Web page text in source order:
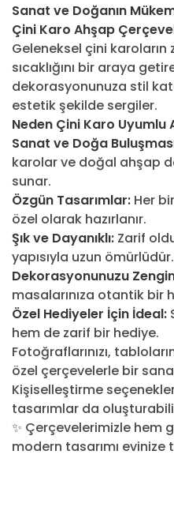
Sanat ve Doğanın
Çini Karo Ahşap
Geleneksel çini
sıcaklığını bir araya
dekorasyonunuza stil
estetik şekilde sergiler.
Neden Çini Karo Uyumlu
Sanat ve Doğa
karolar ve doğal ahşap
sunar.
Özgün Tasarımlar: Her
özel olarak hazırlanır.
Şık ve Dayanıklı: Zarif
yapısıyla uzun ömürlüdür.
Dekorasyonunuzu
masalarınıza otantik bir
Özel Hediyeler İçin İdeal:
hem de zarif bir hediye.
Fotoğraflarınızı,
özel çerçevelerle bir
Kişiselleştirme
tasarımlar da
✨ Çerçevelerimizle hem
modern tasarımı evinize